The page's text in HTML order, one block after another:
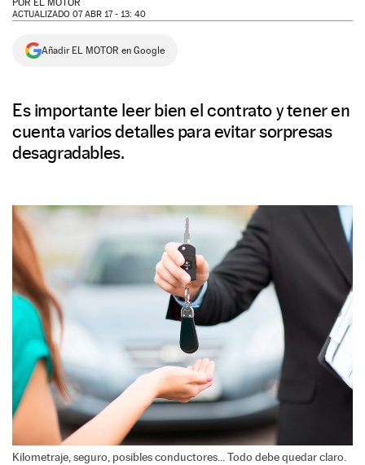
NEWSLETTER
POR EL MOTOR
ACTUALIZADO 07 ABR 17 - 13: 40
Añadir EL MOTOR en Google
Es importante leer bien el contrato y tener en
cuenta varios detalles para evitar sorpresas
desagradables.
Kilometraje, seguro, posibles conductores... Todo debe quedar claro.